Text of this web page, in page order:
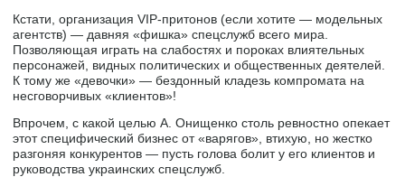
Кстати, организация VIP-притонов (если хотите — модельных
агентств) — давняя «фишка» спецслужб всего мира.
Позволяющая играть на слабостях и пороках влиятельных
персонажей, видных политических и общественных деятелей.
К тому же «девочки» — бездонный кладезь компромата на
несговорчивых «клиентов»!
Впрочем, с какой целью А. Онищенко столь ревностно опекает
этот специфический бизнес от «варягов», втихую, но жестко
разгоняя конкурентов — пусть голова болит у его клиентов и
руководства украинских спецслужб.